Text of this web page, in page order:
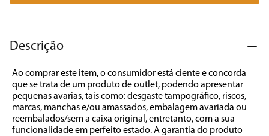
Descrição
Ao comprar este item, o consumidor está ciente e concorda
que se trata de um produto de outlet, podendo apresentar
pequenas avarias, tais como: desgaste tampográfico, riscos,
marcas, manchas e/ou amassados, embalagem avariada ou
reembalados/sem a caixa original, entretanto, com a sua
funcionalidade em perfeito estado. A garantia do produto
7º caixa som
9º forno
10º ventilador